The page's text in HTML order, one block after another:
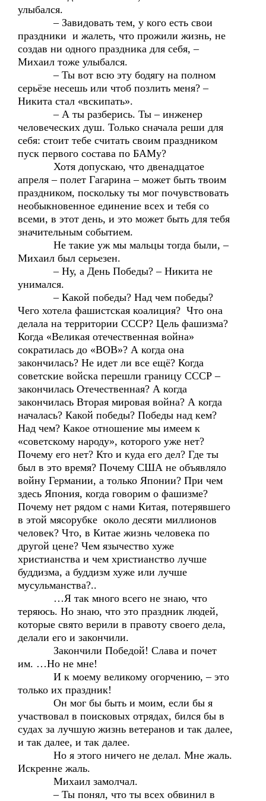
улыбался.
– Завидовать тем, у кого есть свои
праздники и жалеть, что прожили жизнь, не
создав ни одного праздника для себя, –
Михаил тоже улыбался.
– Ты вот всю эту бодягу на полном
серьёзе несешь или чтоб позлить меня? –
Никита стал «вскипать».
– А ты разберись. Ты – инженер
человеческих душ. Только сначала реши для
себя: стоит тебе считать своим праздником
пуск первого состава по БАМу?
Хотя допускаю, что двенадцатое
апреля – полет Гагарина – может быть твоим
праздником, поскольку ты мог почувствовать
необыкновенное единение всех и тебя со
всеми, в этот день, и это может быть для тебя
значительным событием.
Не такие уж мы мальцы тогда были, –
Михаил был серьезен.
– Ну, а День Победы? – Никита не
унимался.
– Какой победы? Над чем победы?
Чего хотела фашистская коалиция? Что она
делала на территории СССР? Цель фашизма?
Когда «Великая отечественная война»
сократилась до «ВОВ»? А когда она
закончилась? Не идет ли все ещё? Когда
советские войска перешли границу СССР –
закончилась Отечественная? А когда
закончилась Вторая мировая война? А когда
началась? Какой победы? Победы над кем?
Над чем? Какое отношение мы имеем к
«советскому народу», которого уже нет?
Почему его нет? Кто и куда его дел? Где ты
был в это время? Почему США не объявляло
войну Германии, а только Японии? При чем
здесь Япония, когда говорим о фашизме?
Почему нет рядом с нами Китая, потерявшего
в этой мясорубке около десяти миллионов
человек? Что, в Китае жизнь человека по
другой цене? Чем язычество хуже
христианства и чем христианство лучше
буддизма, а буддизм хуже или лучше
мусульманства?..
…Я так много всего не знаю, что
теряюсь. Но знаю, что это праздник людей,
которые свято верили в правоту своего дела,
делали его и закончили.
Закончили Победой! Слава и почет
им. …Но не мне!
И к моему великому огорчению, – это
только их праздник!
Он мог бы быть и моим, если бы я
участвовал в поисковых отрядах, бился бы в
судах за лучшую жизнь ветеранов и так далее,
и так далее, и так далее.
Но я этого ничего не делал. Мне жаль.
Искренне жаль.
Михаил замолчал.
– Ты понял, что ты всех обвинил в